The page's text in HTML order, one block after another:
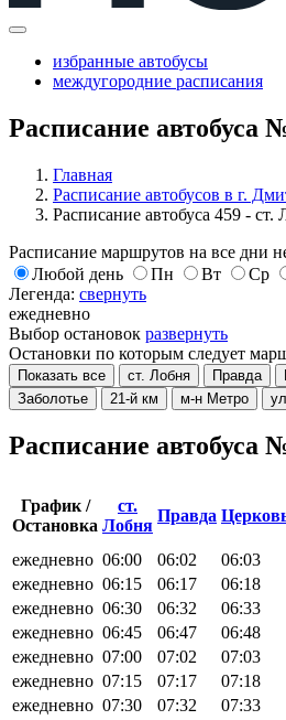
избранные автобусы
междугородние расписания
Расписание автобуса
Главная
Расписание автобусов в г.
Расписание автобуса 459 -
Расписание маршрутов на все дни
Любой день
Пн Вт Ср
Легенда: свернуть
ежедневно
Выбор остановок развернуть
Остановки по которым следует
Показать все
ст. Лобня Правда
Заболотье
21-й км м-н Метро
Расписание автобуса
График /
Остановка
ст.
Лобня
Правда
ежедневно 06:00 06:02 06:03
ежедневно 06:15 06:17 06:18
ежедневно 06:30 06:32 06:33
ежедневно 06:45 06:47 06:48
ежедневно 07:00 07:02 07:03
ежедневно 07:15 07:17 07:18
ежедневно 07:30 07:32 07:33